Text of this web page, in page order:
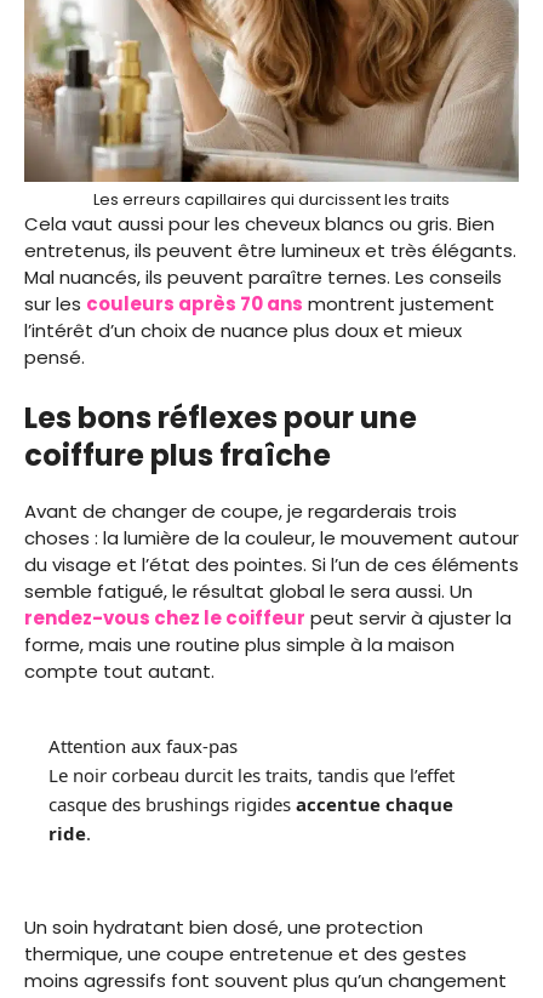
Les erreurs capillaires qui durcissent les traits
Cela vaut aussi pour les cheveux blancs ou gris. Bien
entretenus, ils peuvent être lumineux et très élégants.
Mal nuancés, ils peuvent paraître ternes. Les conseils
sur les couleurs après 70 ans montrent justement
l’intérêt d’un choix de nuance plus doux et mieux
pensé.
Les bons réflexes pour une
coiffure plus fraîche
Avant de changer de coupe, je regarderais trois
choses : la lumière de la couleur, le mouvement autour
du visage et l’état des pointes. Si l’un de ces éléments
semble fatigué, le résultat global le sera aussi. Un
rendez-vous chez le coiffeur peut servir à ajuster la
forme, mais une routine plus simple à la maison
compte tout autant.
Attention aux faux-pas
Le noir corbeau durcit les traits, tandis que l’effet
casque des brushings rigides accentue chaque
ride.
Un soin hydratant bien dosé, une protection
thermique, une coupe entretenue et des gestes
moins agressifs font souvent plus qu’un changement